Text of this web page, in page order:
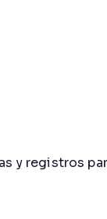
y registros